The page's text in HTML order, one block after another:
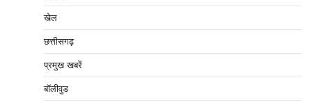
खेल
छत्तीसगढ़
प्रमुख खबरें
बॉलीवुड
कोतवाली में लगा निःशुल्क स्वास्थ्य शिविर